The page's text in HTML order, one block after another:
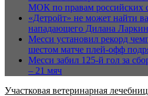
МОК по правам российских
«Детройт» не может найти
нападающего Дилана
Месси установил рекорд
шестом матче плей‑офф
Месси забил 125-й гол за
– 21 мяч
Участковая ветеринарная